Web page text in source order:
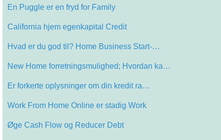
En Puggle er en fryd for Family
California hjem egenkapital Credit
Hvad er du god til? Home Business Start-…
New Home forretningsmulighed; Hvordan ka…
Er forkerte oplysninger om din kredit ra…
Work From Home Online er stadig Work
Øge Cash Flow og Reducer Debt